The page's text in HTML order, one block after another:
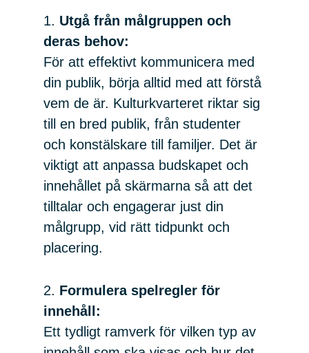
1. Utgå från målgruppen och
deras behov:
För att effektivt kommunicera med
din publik, börja alltid med att förstå
vem de är. Kulturkvarteret riktar sig
till en bred publik, från studenter
och konstälskare till familjer. Det är
viktigt att anpassa budskapet och
innehållet på skärmarna så att det
tilltalar och engagerar just din
målgrupp, vid rätt tidpunkt och
placering.
2. Formulera spelregler för
innehåll:
Ett tydligt ramverk för vilken typ av